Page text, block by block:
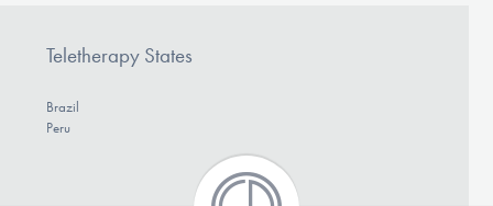
Teletherapy States
Brazil
Peru